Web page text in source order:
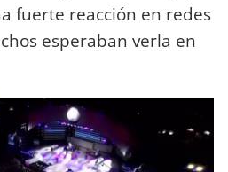
fuerte reacción en redes
esperaban verla en